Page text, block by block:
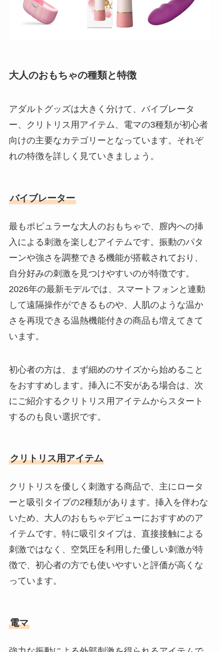
大人のおもちゃの種類と特徴
アダルトグッズは大きく分けて、バイブレータ
ー、クリトリス用アイテム、電マの3種類が初心者
向けの主要なカテゴリーとなっています。それぞ
れの特徴を詳しく見ていきましょう。
バイブレーター
最もポピュラーな大人のおもちゃで、膣内への挿
入による刺激を楽しむアイテムです。振動のパタ
ーンや強さを調整できる機能が搭載されており、
自分好みの刺激を見つけやすいのが特徴です。
2026年の最新モデルでは、スマートフォンと連動
して遠隔操作ができるものや、人肌のような温か
さを再現できる温熱機能付きの商品も増えてきて
います。
初心者の方は、まず細めのサイズから始めること
をおすすめします。挿入に不安がある場合は、次
にご紹介するクリトリス用アイテムからスタート
するのも良い選択です。
クリトリス用アイテム
クリトリスを優しく刺激する商品で、主にロータ
ーと吸引タイプの2種類があります。挿入を伴わな
いため、大人のおもちゃデビューにおすすめのア
イテムです。特に吸引タイプは、直接接触による
刺激ではなく、空気圧を利用した優しい刺激が特
徴で、初心者の方でも使いやすいと評価が高くな
っています。
電マ